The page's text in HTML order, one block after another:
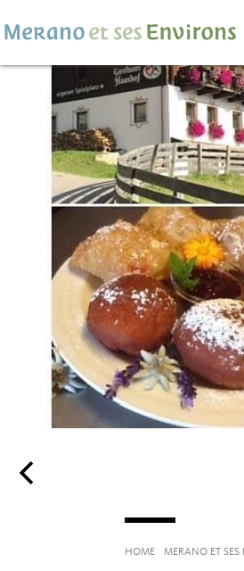
HOME MERANO ET SES